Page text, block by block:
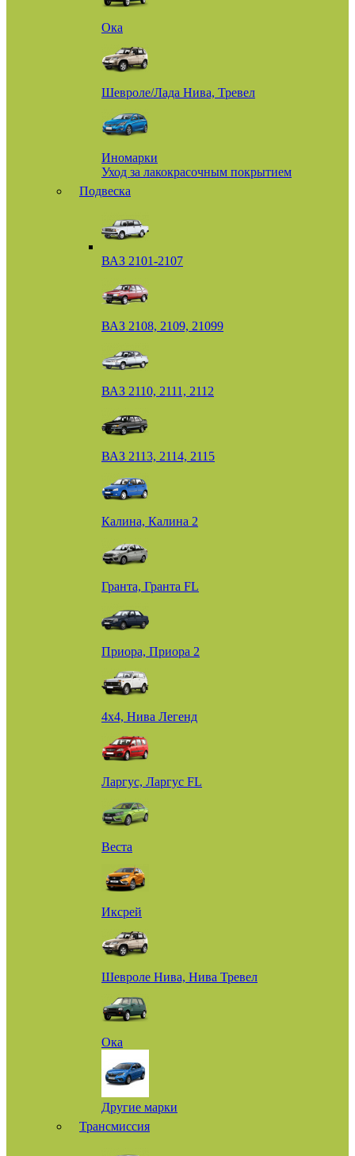
Ока
Шевроле/Лада Нива, Тревел
Иномарки
Уход за лакокрасочным покрытием
Подвеска
ВАЗ 2101-2107
ВАЗ 2108, 2109, 21099
ВАЗ 2110, 2111, 2112
ВАЗ 2113, 2114, 2115
Калина, Калина 2
Гранта, Гранта FL
Приора, Приора 2
4х4, Нива Легенд
Ларгус, Ларгус FL
Веста
Иксрей
Шевроле Нива, Нива Тревел
Ока
Другие марки
Трансмиссия